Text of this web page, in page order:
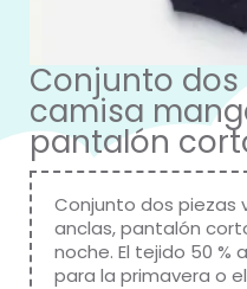
Conjunto
camisa
pantalón
Conjunto dos piezas
anclas, pantalón
noche. El tejido 50 %
para la primavera o